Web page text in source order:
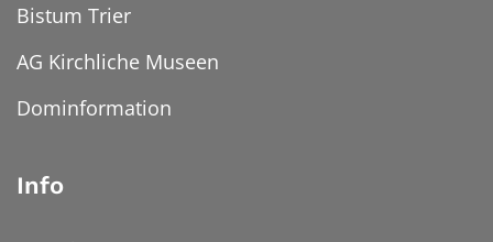
Bistum Trier
AG Kirchliche Museen
Dominformation
Info